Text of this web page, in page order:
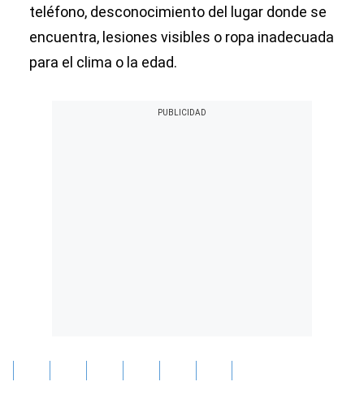
teléfono, desconocimiento del lugar donde se
encuentra, lesiones visibles o ropa inadecuada
para el clima o la edad.